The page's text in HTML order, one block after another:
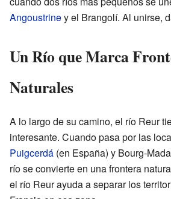
Angoustriney el Brangolí. Al unirse,
Un Río que Marca
Naturales
A lo largo de su camino, el río Reur
interesante. Cuando pasa por las
Puigcerdá (en España) y Bourg-
río se convierte en una frontera
el río Reur ayuda a separar los